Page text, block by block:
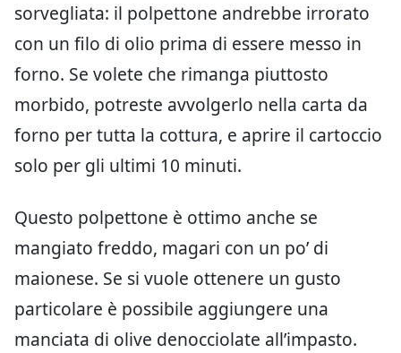
sorvegliata: il polpettone andrebbe irrorato
con un filo di olio prima di essere messo in
forno. Se volete che rimanga piuttosto
morbido, potreste avvolgerlo nella carta da
forno per tutta la cottura, e aprire il cartoccio
solo per gli ultimi 10 minuti.
Questo polpettone è ottimo anche se
mangiato freddo, magari con un po’ di
maionese. Se si vuole ottenere un gusto
particolare è possibile aggiungere una
manciata di olive denocciolate all’impasto.